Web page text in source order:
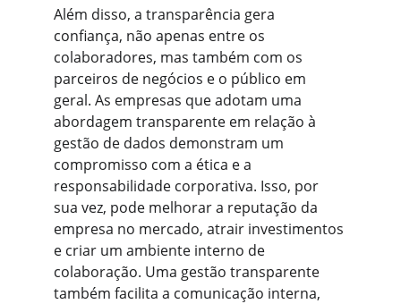
Além disso, a transparência gera
confiança, não apenas entre os
colaboradores, mas também com os
parceiros de negócios e o público em
geral. As empresas que adotam uma
abordagem transparente em relação à
gestão de dados demonstram um
compromisso com a ética e a
responsabilidade corporativa. Isso, por
sua vez, pode melhorar a reputação da
empresa no mercado, atrair investimentos
e criar um ambiente interno de
colaboração. Uma gestão transparente
também facilita a comunicação interna,